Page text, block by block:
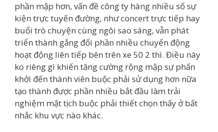
phần mập hơn, vấn đề công ty hàng nhiều số sự
kiện trực tuyến đường, như concert trực tiếp hay
buổi trò chuyện cùng ngôi sao sáng, vẫn phát
triển thành gắng đổi phần nhiều chuyển động
hoạt động liên tiếp bên trên xe 50 2 thì. Điều này
ko riêng gì khiến tăng cường rộng mập sự phấn
khởi đến thành viên buộc phải sử dụng hơn nữa
tạo thành được phần nhiều bắt đầu làm trải
nghiệm mật tịch buộc phải thiết chọn thấy ở bất
nhắc khu vực nào khác.